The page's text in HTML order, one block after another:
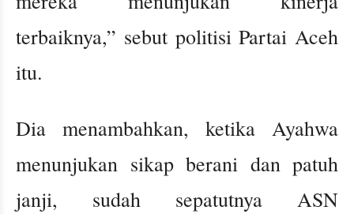
terbaiknya,” sebut politisi Partai Aceh
itu.
Dia menambahkan, ketika Ayahwa
menunjukan sikap berani dan patuh
janji, sudah sepatutnya ASN